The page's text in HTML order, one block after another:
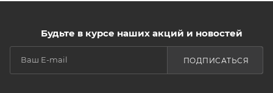
Будьте в курсе наших акций и новостей
ПОДПИСАТЬСЯ